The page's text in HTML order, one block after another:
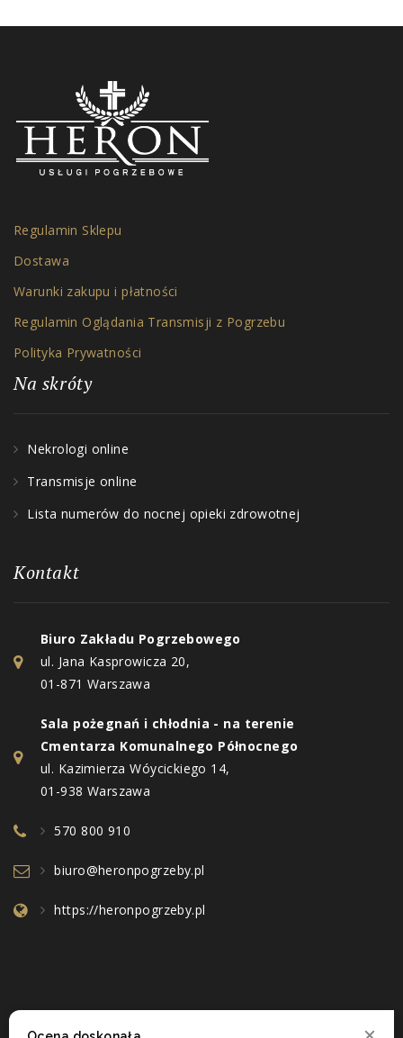
Regulamin Sklepu
Dostawa
Warunki zakupu i płatności
Regulamin Oglądania Transmisji z Pogrzebu
Polityka Prywatności
Na skróty
Nekrologi online
Transmisje online
Lista numerów do nocnej opieki zdrowotnej
Kontakt
Biuro Zakładu Pogrzebowego
ul. Jana Kasprowicza 20,
01-871 Warszawa
Sala pożegnań i chłodnia - na terenie
Cmentarza Komunalnego Północnego
ul. Kazimierza Wóycickiego 14,
01-938 Warszawa
570 800 910
biuro@heronpogrzeby.pl
https://heronpogrzeby.pl